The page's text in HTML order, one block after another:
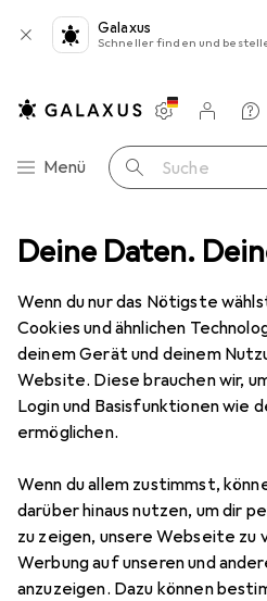
Deine Daten.
Wenn du nur das Nötigste
Cookies und ähnlichen
deinem Gerät und deinem
Website. Diese brauchen wir,
Login und Basisfunktionen wie
ermöglichen.
Wenn du allem zustimmst,
darüber hinaus nutzen, um dir
zu zeigen, unsere Webseite zu
Werbung auf unseren und
anzuzeigen. Dazu können
Galaxus
Schneller finden und
Navigation nach Kategorien
Menü Suche
Einstellungen
Kundenkonto
Vergleichslisten
Merklisten
Warenkorb
Smartphone Schutzfolie
6
Dipos
Preis in EUR inkl. MwSt.
EUR
3,99
Bewertungen